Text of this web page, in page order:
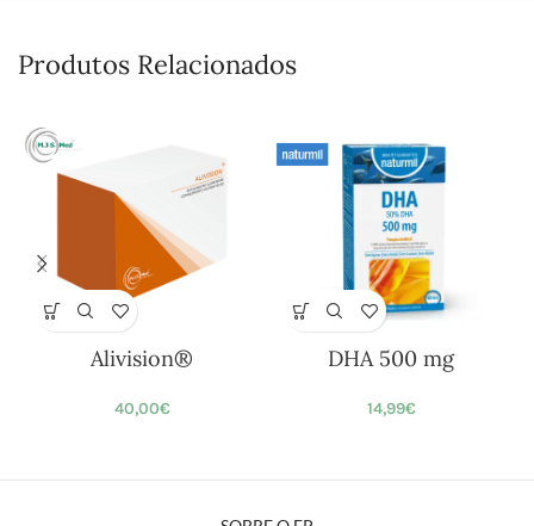
Produtos Relacionados
Alivision®
40,00€
DHA 500 mg
14,99€